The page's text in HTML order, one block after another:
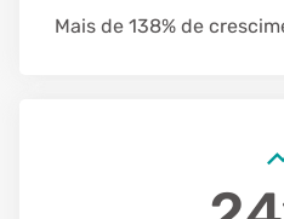
Mais de 138% de